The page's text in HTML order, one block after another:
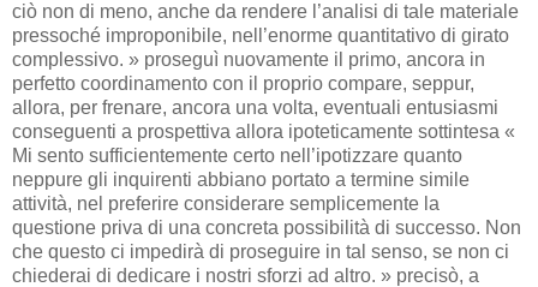
ciò non di meno, anche da rendere l’analisi di tale materiale
pressoché improponibile, nell’enorme quantitativo di girato
complessivo. » proseguì nuovamente il primo, ancora in
perfetto coordinamento con il proprio compare, seppur,
allora, per frenare, ancora una volta, eventuali entusiasmi
conseguenti a prospettiva allora ipoteticamente sottintesa «
Mi sento sufficientemente certo nell’ipotizzare quanto
neppure gli inquirenti abbiano portato a termine simile
attività, nel preferire considerare semplicemente la
questione priva di una concreta possibilità di successo. Non
che questo ci impedirà di proseguire in tal senso, se non ci
chiederai di dedicare i nostri sforzi ad altro. » precisò, a